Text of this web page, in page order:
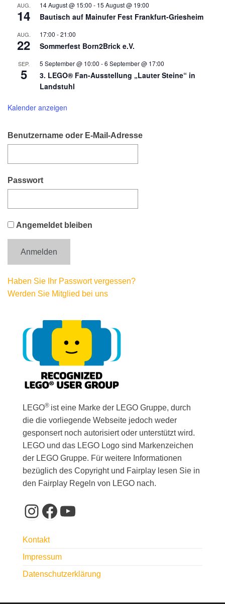
AUG.
14
14 August @ 15:00 - 15 August @ 19:00
Bautisch auf Mainufer Fest Frankfurt-Griesheim
AUG.
22
17:00 -21:00
Sommerfest Born2Brick e.V.
SEP.
5
5 September @ 10:00 -6 September @ 17:00
3. LEGO® Fan-Ausstellung „Lauter Steine“ in
Landstuhl
Kalender anzeigen
Benutzername oder E-Mail-Adresse
Passwort
Angemeldet bleiben
Haben Sie Ihr Passwort vergessen?
Werden Sie Mitglied bei uns
LEGO® ist eine Marke der LEGO Gruppe, durch
die die vorliegende Webseite jedoch weder
gesponsert noch autorisiert oder unterstützt wird.
LEGO und das LEGO Logo sind Markenzeichen
der LEGO Gruppe. Für weitere Informationen
bezüglich des Copyright und Fairplay lesen Sie in
den Fairplay Regeln von LEGO nach.
Instagram
Facebook
YouTube
Kontakt
Impressum
Datenschutzerklärung